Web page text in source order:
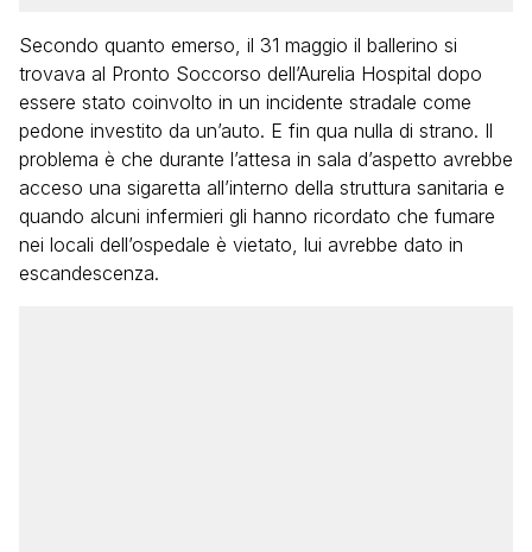
Secondo quanto emerso, il 31 maggio il ballerino si
trovava al Pronto Soccorso dell’Aurelia Hospital dopo
essere stato coinvolto in un incidente stradale come
pedone investito da un’auto. E fin qua nulla di strano. Il
problema è che durante l’attesa in sala d’aspetto avrebbe
acceso una sigaretta all’interno della struttura sanitaria e
quando alcuni infermieri gli hanno ricordato che fumare
nei locali dell’ospedale è vietato, lui avrebbe dato in
escandescenza.